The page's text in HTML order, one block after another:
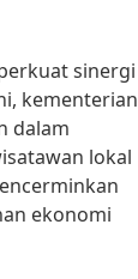
sinergi
kementerian
dalam
lokal
ekonomi